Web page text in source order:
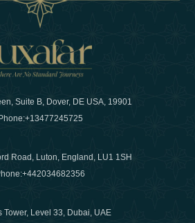
Suite B, Dover, DE USA, 19901
Phone:+13477245725
Road, Luton, England, LU1 1SH
+442034682356
Tower, Level 33, Dubai, UAE